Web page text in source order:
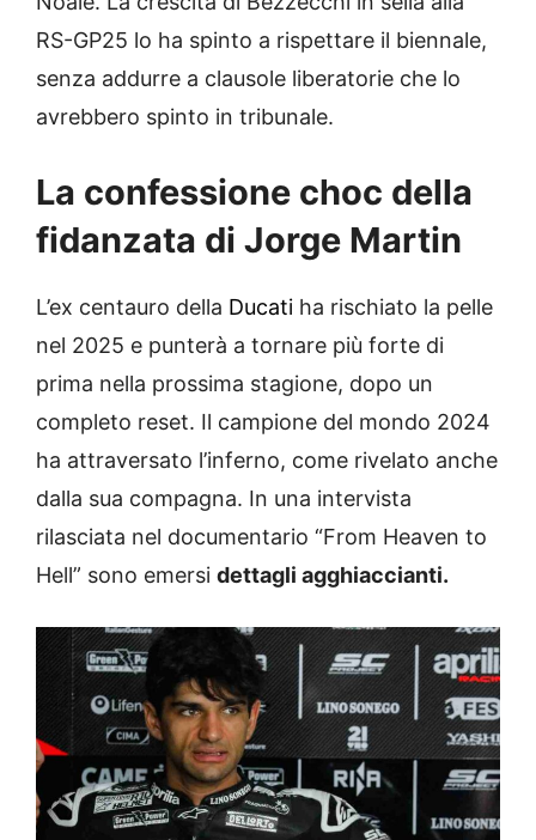
RS-GP25 lo ha spinto a rispettare il biennale,
senza addurre a clausole liberatorie che lo
avrebbero spinto in tribunale.
La confessione choc della
fidanzata di Jorge Martin
L’ex centauro della Ducati ha rischiato la pelle
nel 2025 e punterà a tornare più forte di
prima nella prossima stagione, dopo un
completo reset. Il campione del mondo 2024
ha attraversato l’inferno, come rivelato anche
dalla sua compagna. In una intervista
rilasciata nel documentario “From Heaven to
Hell” sono emersi dettagli agghiaccianti.